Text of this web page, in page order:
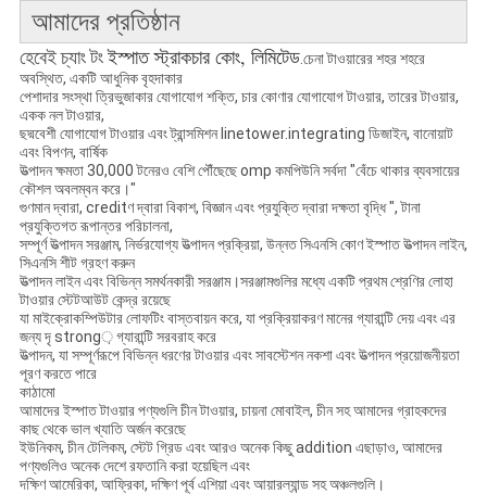
আমাদের প্রতিষ্ঠান
হেবেই চ্যাং টংইস্পাত স্ট্রাকচার কোং, লিমিটেড.চেনা টাওয়ারের শহর শহরে
অবস্থিত, একটি আধুনিক বৃহদাকার
পেশাদার সংস্থা ত্রিভুজাকার যোগাযোগ শক্তি, চার কোণার যোগাযোগ টাওয়ার, তারের টাওয়ার,
একক নল টাওয়ার,
ছদ্মবেশী যোগাযোগ টাওয়ার এবং ট্রান্সমিশন linetower.integrating ডিজাইন, বানোয়াট
এবং বিপণন, বার্ষিক
উত্পাদন ক্ষমতা 30,000 টনেরও বেশি পৌঁছেছে omp কমপিউনি সর্বদা "বেঁচে থাকার ব্যবসায়ের
কৌশল অবলম্বন করে।"
গুণমান দ্বারা, creditণ দ্বারা বিকাশ, বিজ্ঞান এবং প্রযুক্তি দ্বারা দক্ষতা বৃদ্ধি ", টানা
প্রযুক্তিগত রূপান্তর পরিচালনা,
সম্পূর্ণ উত্পাদন সরঞ্জাম, নির্ভরযোগ্য উত্পাদন প্রক্রিয়া, উন্নত সিএনসি কোণ ইস্পাত উত্পাদন লাইন,
সিএনসি শীট গ্রহণ করুন
উত্পাদন লাইন এবং বিভিন্ন সমর্থনকারী সরঞ্জাম।সরঞ্জামগুলির মধ্যে একটি প্রথম শ্রেণির লোহা
টাওয়ার স্টেটআউট কেন্দ্র রয়েছে
যা মাইক্রোকম্পিউটার লোফটিং বাস্তবায়ন করে, যা প্রক্রিয়াকরণ মানের গ্যারান্টি দেয় এবং এর
জন্য দৃ strong় গ্যারান্টি সরবরাহ করে
উত্পাদন, যা সম্পূর্ণরূপে বিভিন্ন ধরণের টাওয়ার এবং সাবস্টেশন নকশা এবং উত্পাদন প্রয়োজনীয়তা
পূরণ করতে পারে
কাঠামো
আমাদের ইস্পাত টাওয়ার পণ্যগুলি চীন টাওয়ার, চায়না মোবাইল, চীন সহ আমাদের গ্রাহকদের
কাছ থেকে ভাল খ্যাতি অর্জন করেছে
ইউনিকম, চীন টেলিকম, স্টেট গ্রিড এবং আরও অনেক কিছু addition এছাড়াও, আমাদের
পণ্যগুলিও অনেক দেশে রফতানি করা হয়েছিল এবং
দক্ষিণ আমেরিকা, আফ্রিকা, দক্ষিণ পূর্ব এশিয়া এবং আয়ারল্যান্ড সহ অঞ্চলগুলি।